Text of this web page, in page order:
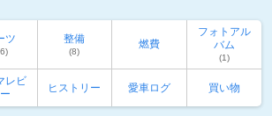
ツ 整備
(8)
燃費
フォトアル
バム
(1)
レビ
ヒストリー 愛車ログ 買い物